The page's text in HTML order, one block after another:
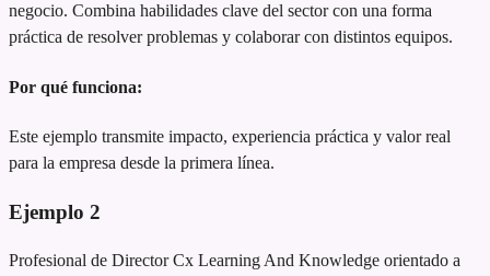
negocio. Combina habilidades clave del sector con una forma
práctica de resolver problemas y colaborar con distintos equipos.
Por qué funciona:
Este ejemplo transmite impacto, experiencia práctica y valor real
para la empresa desde la primera línea.
Ejemplo 2
Profesional de Director Cx Learning And Knowledge orientado a